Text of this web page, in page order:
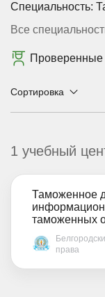
Специальность:
Все
Проверенные
Сортировка
1 учебный
Таможенное
таможенных
права